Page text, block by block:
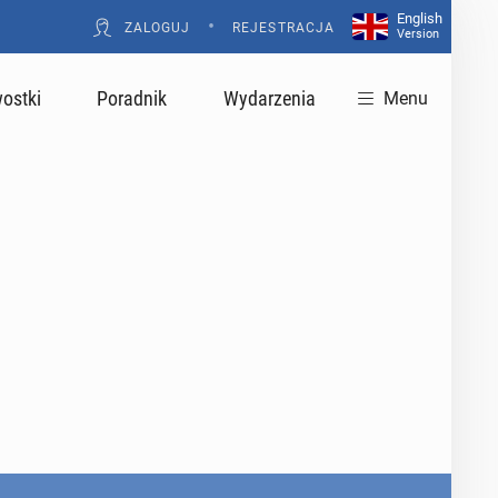
ZALOGUJ • REJESTRACJA
English
Version
Poradnik Wydarzenia Menu